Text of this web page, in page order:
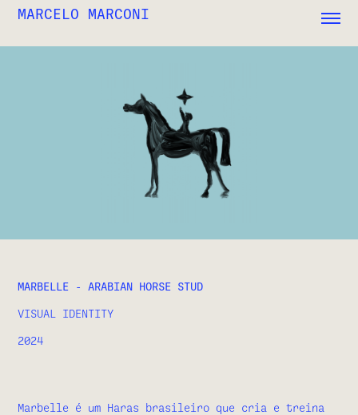
MARCELO MARCONI
MARBELLE - ARABIAN HORSE STUD
VISUAL IDENTITY
2024
Marbelle é um Haras brasileiro que cria e treina